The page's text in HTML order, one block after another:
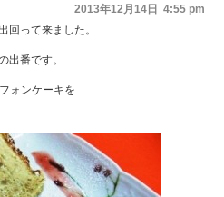
2013年12月14日 4:55 pm
回って来ました。
出番です。
ォンケーキを